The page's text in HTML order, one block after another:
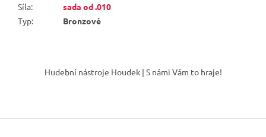
Síla:
sada od .010
Typ: Bronzové
í
Hudební nástroje Houdek | S námi Vám to hraje!